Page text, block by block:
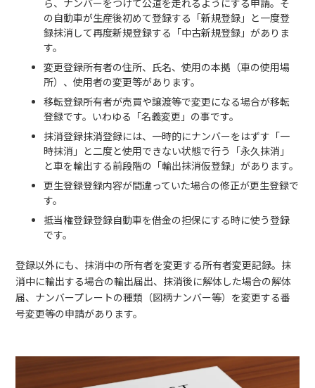
ら、ナンバーをつけて公道を走れるようにする申請。そ
の自動車が生産後初めて登録する「新規登録」と一度登
録抹消して再度新規登録する「中古新規登録」がありま
す。
変更登録所有者の住所、氏名、使用の本拠（車の使用場
所）、使用者の変更等があります。
移転登録所有者が売買や譲渡等で変更になる場合が移転
登録です。いわゆる「名義変更」の事です。
抹消登録抹消登録には、一時的にナンバーをはずす「一
時抹消」と二度と使用できない状態で行う「永久抹消」
と車を輸出する前段階の「輸出抹消仮登録」があります。
更生登録登録内容が間違っていた場合の修正が更生登録で
す。
抵当権登録登録自動車を借金の担保にする時に使う登録
です。
登録以外にも、抹消中の所有者を変更する所有者変更記録。抹
消中に輸出する場合の輸出届出、抹消後に解体した場合の解体
届、ナンバープレートの種類（図柄ナンバー等）を変更する番
号変更等の申請があります。